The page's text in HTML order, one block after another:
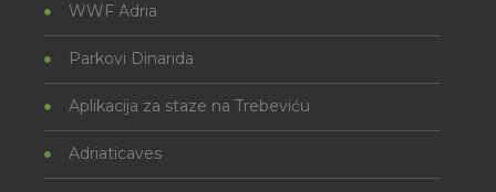
WWF Adria
Parkovi Dinarida
Aplikacija za staze na Trebeviću
Adriaticaves